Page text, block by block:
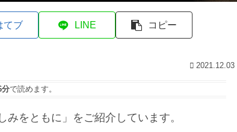
てブ LINE コピー
2021.12.03
分で読めます。
をともに」をご紹介しています。